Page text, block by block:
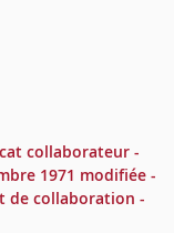
collaborateur -
1971 modifiée -
de collaboration -